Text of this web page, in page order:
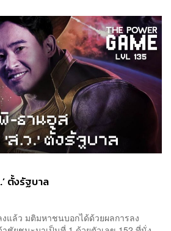
ตั้งรัฐบาล
แล้ว มติมหาชนบอกได้ด้วยผลการลง